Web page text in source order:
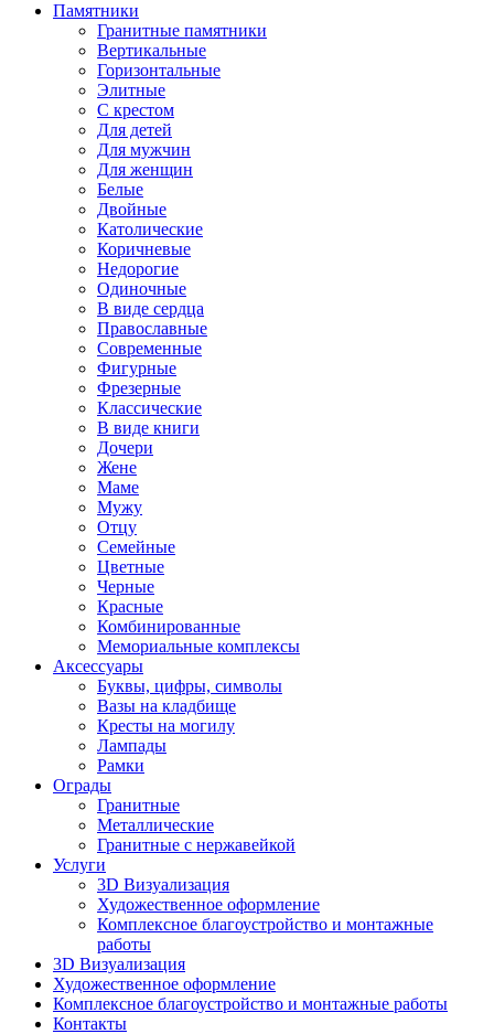
Памятники
Гранитные памятники
Вертикальные
Горизонтальные
Элитные
С крестом
Для детей
Для мужчин
Для женщин
Белые
Двойные
Католические
Коричневые
Недорогие
Одиночные
В виде сердца
Православные
Современные
Фигурные
Фрезерные
Классические
В виде книги
Дочери
Жене
Маме
Мужу
Отцу
Семейные
Цветные
Черные
Красные
Комбинированные
Мемориальные комплексы
Аксессуары
Буквы, цифры, символы
Вазы на кладбище
Кресты на могилу
Лампады
Рамки
Ограды
Гранитные
Металлические
Гранитные c нержавейкой
Услуги
3D Визуализация
Художественное оформление
Комплексное благоустройство и монтажные
работы
3D Визуализация
Художественное оформление
Комплексное благоустройство и монтажные работы
Контакты